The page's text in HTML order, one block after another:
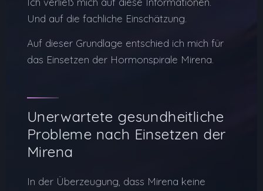
Und auf die fachliche Einschätzung.
Auf dieser Grundlage entschied ich mich für
das Einsetzen der Hormonspirale Mirena.
Unerwartete gesundheitliche
Probleme nach Einsetzen der
Mirena
In der Überzeugung, dass Mirena keine